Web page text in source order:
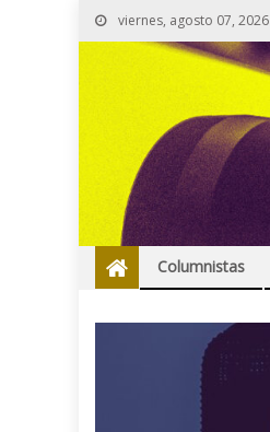
viernes, agosto 07, 2026
Columnistas